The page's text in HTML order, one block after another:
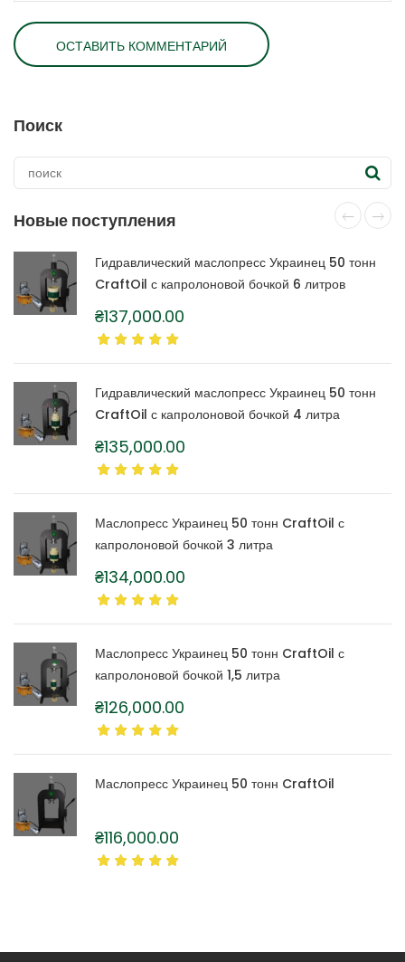
Поиск
Новые поступления
Гидравлический маслопресс Украинец 50 тонн
CraftOil с капролоновой бочкой 6 литров
₴137,000.00
Гидравлический маслопресс Украинец 50 тонн
CraftOil с капролоновой бочкой 4 литра
₴135,000.00
Маслопресс Украинец 50 тонн CraftOil с
капролоновой бочкой 3 литра
₴134,000.00
Маслопресс Украинец 50 тонн CraftOil с
капролоновой бочкой 1,5 литра
₴126,000.00
Маслопресс Украинец 50 тонн CraftOil
₴116,000.00